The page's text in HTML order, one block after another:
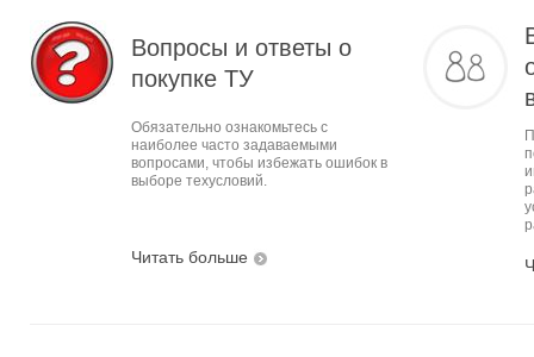
Вопросы и ответы о
покупке ТУ
Обязательно ознакомьтесь с
наиболее часто задаваемыми
вопросами, чтобы избежать ошибок в
выборе техусловий.
Читать больше